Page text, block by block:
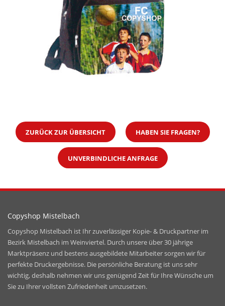
ZURÜCK ZUR ÜBERSICHT HABEN SIE FRAGEN?
UNVERBINDLICHE ANFRAGE
Copyshop Mistelbach
Copyshop Mistelbach ist Ihr zuverlässiger Kopie- & Druckpartner im
Bezirk Mistelbach im Weinviertel. Durch unsere über 30 jährige
Marktpräsenz und bestens ausgebildete Mitarbeiter sorgen wir für
perfekte Druckergebnisse. Die persönliche Beratung ist uns sehr
wichtig, deshalb nehmen wir uns genügend Zeit für Ihre Wünsche um
Sie zu Ihrer vollsten Zufriedenheit umzusetzen.